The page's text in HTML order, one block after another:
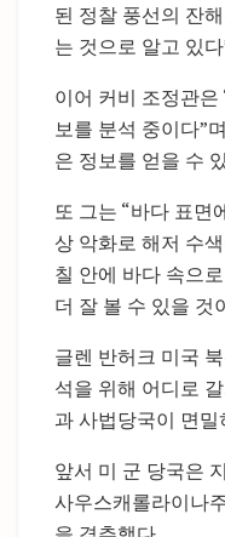
된 정찰 풍선의 잔
는 것으로 알고 있
이어 커비 조정관
보를 분석 중이다”
은 정보를 얻을 수
또 그는 “바다 표면
상 악화로 해저 수
칠 안에 바다 속으
더 잘 볼 수 있을 것
글렌 반허크 미국
석을 위해 어디로
과 사법당국이 면
앞서 미 군 당국은
사우스캐롤라이나